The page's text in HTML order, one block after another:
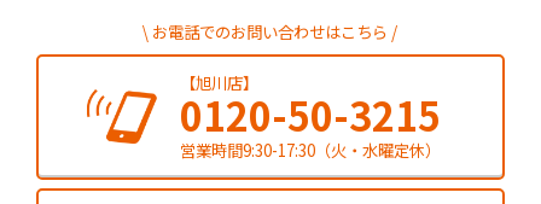
お電話でのお問い合わせはこちら
【旭川店】
0120-50-3215
営業時間9:30-17:30（火・水曜定休）